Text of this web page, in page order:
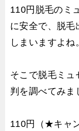
110円脱毛のミ
に安全で、脱毛
しまいますよね
そこで脱毛ミュ
判を調べてみま
110円（★キャ